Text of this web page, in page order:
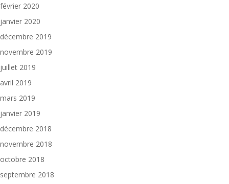
février 2020
janvier 2020
décembre 2019
novembre 2019
juillet 2019
avril 2019
mars 2019
janvier 2019
décembre 2018
novembre 2018
octobre 2018
septembre 2018